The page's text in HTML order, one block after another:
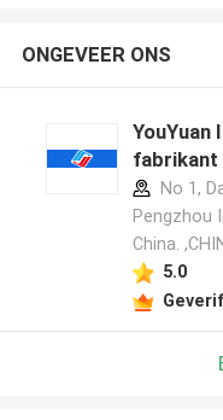
ONGEVEER ONS
YouYuan
No 1,
Pengzhou
China.
5.0